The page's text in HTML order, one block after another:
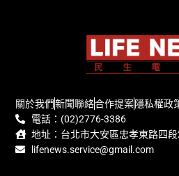
關於我們新聞聯絡合作提案隱私權政
電話：(02)2776-3386
地址：台北市大安區忠孝東路四
lifenews.service@gmail.com